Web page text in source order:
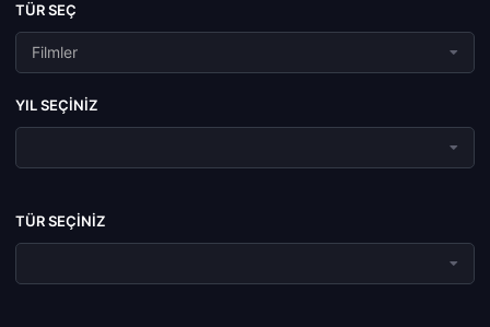
TÜR SEÇ
Filmler
YIL SEÇINIZ
TÜR SEÇINIZ